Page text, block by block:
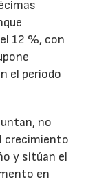
12 %, con
el período
no
crecimiento
y sitúan el
en